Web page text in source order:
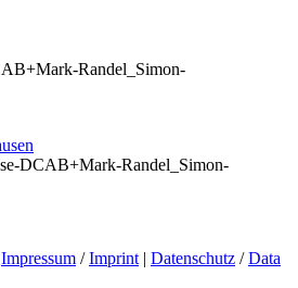
Randel_Simon-
DCAB+Mark-Randel_Simon-
Impressum /Imprint | Datenschutz /Data